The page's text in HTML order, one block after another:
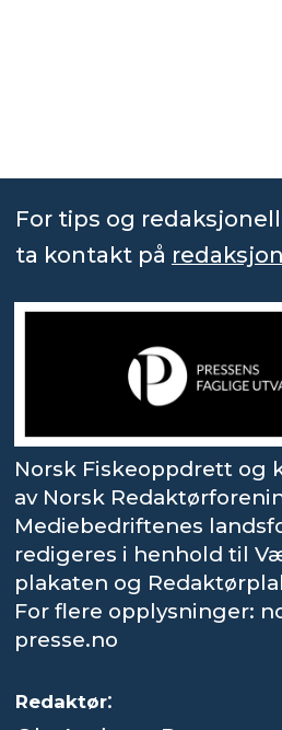
For tips og
ta kontakt på
Norsk Fiskeoppdrett og
av Norsk
Mediebedriftenes
redigeres i henhold til
plakaten og
For flere opplysninger:
presse.no
Redaktør: